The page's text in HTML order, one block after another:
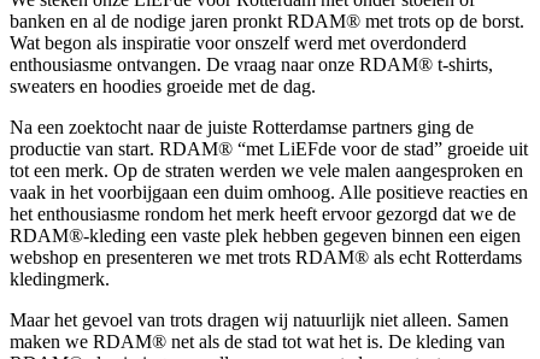
banken en al de nodige jaren pronkt RDAM® met trots op de borst.
Wat begon als inspiratie voor onszelf werd met overdonderd
enthousiasme ontvangen. De vraag naar onze RDAM® t-shirts,
sweaters en hoodies groeide met de dag.
Na een zoektocht naar de juiste Rotterdamse partners ging de
productie van start. RDAM® “met LiEFde voor de stad” groeide uit
tot een merk. Op de straten werden we vele malen aangesproken en
vaak in het voorbijgaan een duim omhoog. Alle positieve reacties en
het enthousiasme rondom het merk heeft ervoor gezorgd dat we de
RDAM®-kleding een vaste plek hebben gegeven binnen een eigen
webshop en presenteren we met trots RDAM® als echt Rotterdams
kledingmerk.
Maar het gevoel van trots dragen wij natuurlijk niet alleen. Samen
maken we RDAM® net als de stad tot wat het is. De kleding van